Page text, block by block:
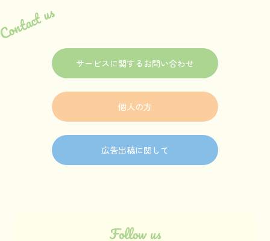
us
サービスに関するお問い合わせ
個人の方
広告出稿に関して
Follow us